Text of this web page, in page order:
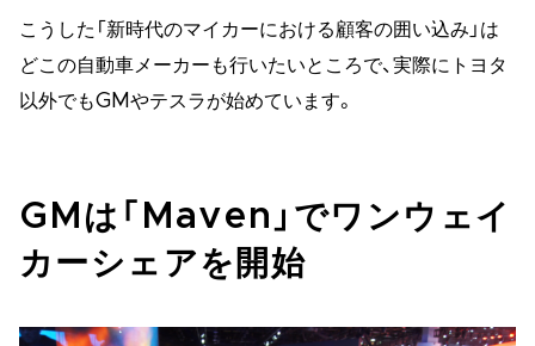
こうした「新時代のマイカーにおける顧客の囲い込み」は
どこの自動車メーカーも行いたいところで、実際にトヨタ
以外でもGMやテスラが始めています。
GMは「Maven」でワンウェイ
カーシェアを開始